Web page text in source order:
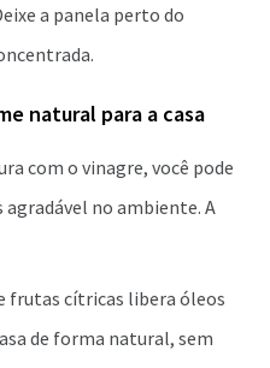
a panela perto do
natural para a casa
com o vinagre, você pode
no ambiente. A
frutas cítricas libera óleos
de forma natural, sem